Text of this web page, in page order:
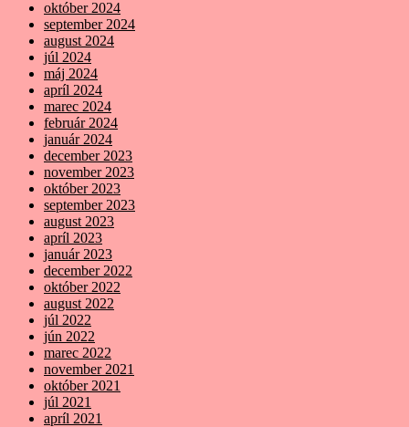
október 2024
september 2024
august 2024
júl 2024
máj 2024
apríl 2024
marec 2024
február 2024
január 2024
december 2023
november 2023
október 2023
september 2023
august 2023
apríl 2023
január 2023
december 2022
október 2022
august 2022
júl 2022
jún 2022
marec 2022
november 2021
október 2021
júl 2021
apríl 2021